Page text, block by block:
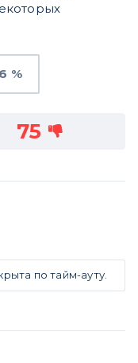
6 %
75
по тайм-ауту.